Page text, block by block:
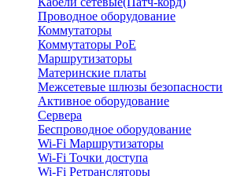
Проводное оборудование
Коммутаторы
Коммутаторы PoE
Маршрутизаторы
Материнские платы
Межсетевые шлюзы безопасности
Активное оборудование
Сервера
Беспроводное оборудование
Wi-Fi Маршрутизаторы
Wi-Fi Точки доступа
Wi-Fi Ретрансляторы